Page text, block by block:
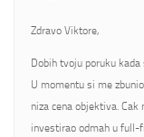
Zdravo Viktore,
Dobih tvoju poruku
U momentu si me
niza cena objektiva.
investirao odmah u full-